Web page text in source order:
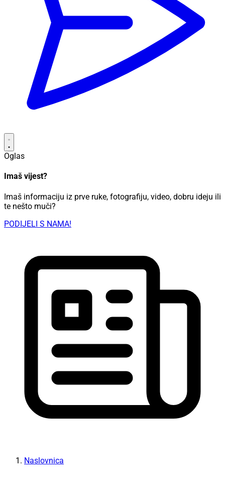
Oglas
Imaš vijest?
Imaš informaciju iz prve ruke, fotografiju, video, dobru ideju ili
te nešto muči?
PODIJELI S NAMA!
Naslovnica